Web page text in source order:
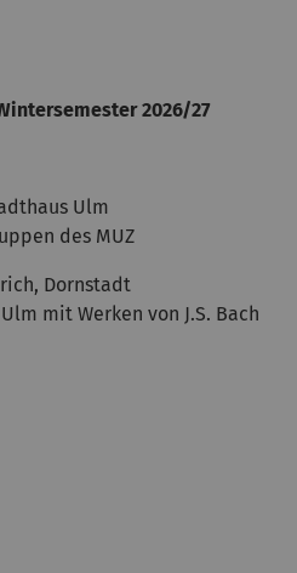
2026/27
Ulm
des MUZ
Dornstadt
mit Werken von J.S. Bach